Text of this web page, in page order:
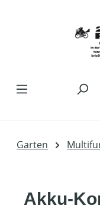
Garten
Akku-